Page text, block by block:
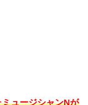
ュージシャンNが